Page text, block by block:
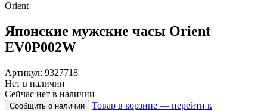
Orient
Японские мужские часы Orient
EV0P002W
Артикул: 9327718
Нет в наличии
Сейчас нет в наличии
Сообщить о наличии
Товар в корзине — перейти к